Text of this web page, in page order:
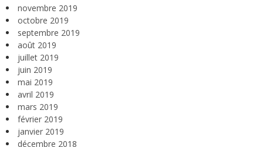
novembre 2019
octobre 2019
septembre 2019
août 2019
juillet 2019
juin 2019
mai 2019
avril 2019
mars 2019
février 2019
janvier 2019
décembre 2018